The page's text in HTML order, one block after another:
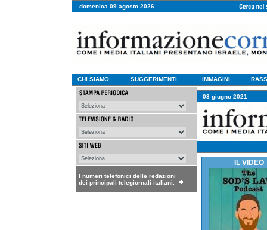
domenica 09 agosto 2026
CHI SIAMO SUGGERIMENTI IMMAGINI
I numeri telefonici delle redazioni
dei principali telegiornali italiani.
03 giugno 2021
IL VIDEO